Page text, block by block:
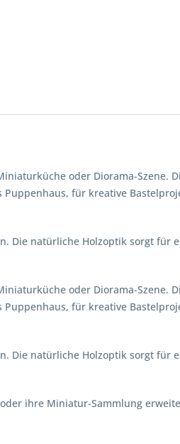
oder Diorama-Szene.
für kreative
Die natürliche Holzoptik sorgt für
oder Diorama-Szene.
für kreative
Die natürliche Holzoptik sorgt für
ihre Miniatur-Sammlung